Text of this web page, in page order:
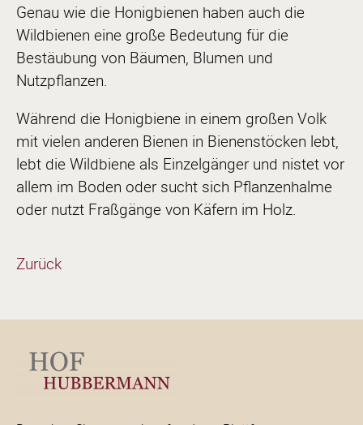
Genau wie die Honigbienen haben auch die
Wildbienen eine große Bedeutung für die
Bestäubung von Bäumen, Blumen und
Nutzpflanzen.
Während die Honigbiene in einem großen Volk
mit vielen anderen Bienen in Bienenstöcken lebt,
lebt die Wildbiene als Einzelgänger und nistet vor
allem im Boden oder sucht sich Pflanzenhalme
oder nutzt Fraßgänge von Käfern im Holz.
Zurück